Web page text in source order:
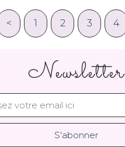
< 1 2 3 4
Newsletter